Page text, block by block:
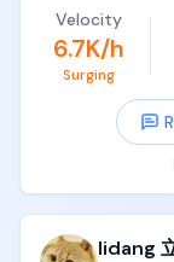
看破了，
就是说，
是布尔代
东西，很
个二叉
向的直觉
但是你
与非门以
Velocity
6.7K/h
Surging
lidang